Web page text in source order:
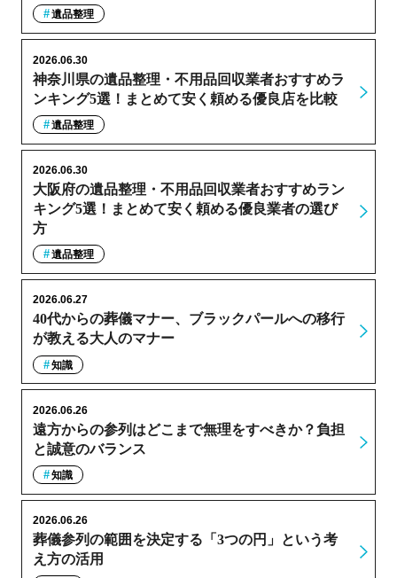
遺品整理
神奈川県の遺品整理・不用品回収業者おすすめラ
ンキング5選！まとめて安く頼める優良店を比較
2026.06.30
遺品整理
大阪府の遺品整理・不用品回収業者おすすめラン
キング5選！まとめて安く頼める優良業者の選び
方
2026.06.30
遺品整理
40代からの葬儀マナー、ブラックパールへの移行
が教える大人のマナー
2026.06.27
知識
遠方からの参列はどこまで無理をすべきか？負担
と誠意のバランス
2026.06.26
知識
葬儀参列の範囲を決定する「3つの円」という考
え方の活用
2026.06.26